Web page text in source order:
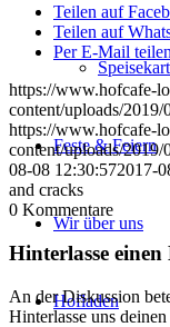
Feste & Feiern
Wir über uns
Hofladen
Teilen auf
Teilen auf
Per E-Mail teilen
https://www.hofcafe-
content/uploads/
https://www.hofcafe-
content/uploads/
08-08 12:30:572017-
and cracks
0 Kommentare
Hinterlasse
An der Diskussion
Hinterlasse uns